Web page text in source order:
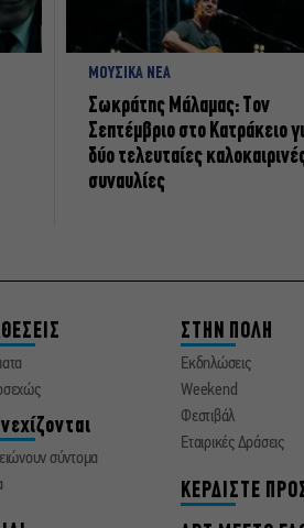
ΜΟΥΣΙΚΑ ΝΕΑ
Σωκράτης Μάλαμας: Τον
Σεπτέμβριο στο Κατράκειο
δύο τελευταίες
συναυλίες
σύντομα
ΣΤΗΝ ΠΟΛΗ
Εκδηλώσεις
Weekend
Φεστιβάλ
Εταιρικές Δράσεις
ΚΕΡΔΙΣΤΕ